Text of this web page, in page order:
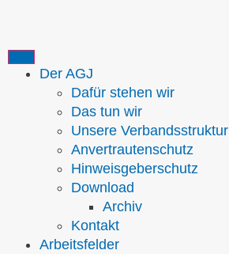
Der AGJ
Dafür stehen wir
Das tun wir
Unsere Verbandsstruktur
Anvertrautenschutz
Hinweisgeberschutz
Download
Archiv
Kontakt
Arbeitsfelder